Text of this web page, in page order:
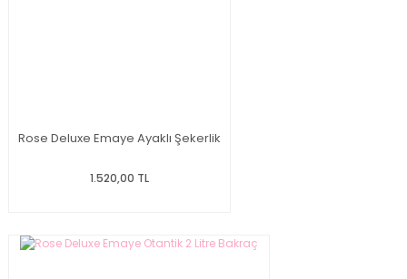
Rose Deluxe Emaye Ayaklı Şekerlik
1.520,00 TL